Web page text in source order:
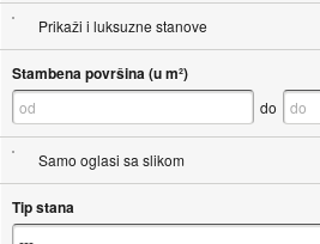
Prikaži i luksuzne stanove
Stambena površina (u m²)
do
Samo oglasi sa slikom
Tip stana